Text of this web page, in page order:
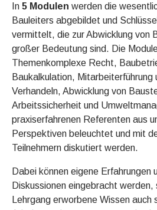
In 5 Modulen werden die
Bauleiters abgebildet und
vermittelt, die zur Abwicklung von
großer Bedeutung sind. Die
Themenkomplexe Recht,
Baukalkulation, Mitarbeiterführung
Verhandeln, Abwicklung von
Arbeitssicherheit und
praxiserfahrenen Referenten aus
Perspektiven beleuchtet und mit
Teilnehmern diskutiert werden.
Dabei können eigene Erfahrungen
Diskussionen eingebracht werden,
Lehrgang erworbene Wissen